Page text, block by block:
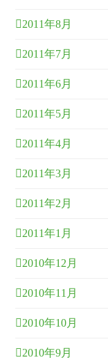
2011年8月
2011年7月
2011年6月
2011年5月
2011年4月
2011年3月
2011年2月
2011年1月
2010年12月
2010年11月
2010年10月
2010年9月